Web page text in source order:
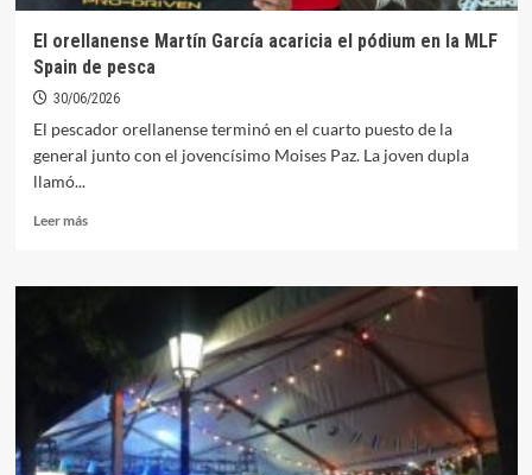
El orellanense Martín García acaricia el pódium en la MLF
Spain de pesca
30/06/2026
El pescador orellanense terminó en el cuarto puesto de la
general junto con el jovencísimo Moises Paz. La joven dupla
llamó...
Leer másLeer
El
García
acaricia
el
pódium
en
la